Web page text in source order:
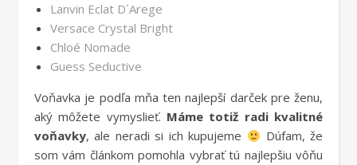
Lanvin Eclat D´Arege
Versace Crystal Bright
Chloé Nomade
Guess Seductive
Voňavka je podľa mňa ten najlepší darček pre ženu,
aký môžete vymyslieť. Máme totiž radi kvalitné
voňavky, ale neradi si ich kupujeme
Dúfam, že
som vám článkom pomohla vybrať tú najlepšiu vôňu